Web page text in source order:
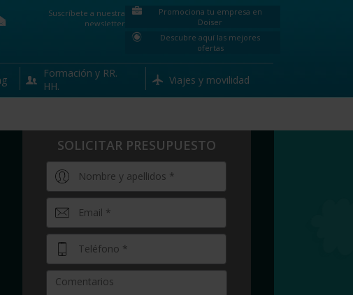
Suscríbete a nuestra
newsletter
Promociona tu empresa en
Doiser
Descubre aquí las mejores
ofertas
Formación y RR.
HH.
Viajes y movilidad
SOLICITAR PRESUPUESTO